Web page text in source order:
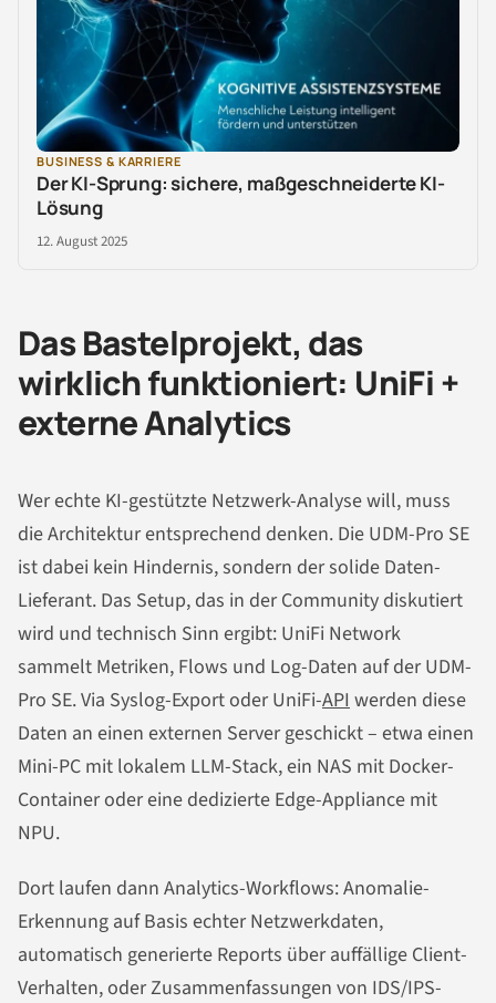
BUSINESS & KARRIERE
Der KI-Sprung: sichere, maßgeschneiderte KI-
Lösung
12. August 2025
Das Bastelprojekt, das
wirklich funktioniert: UniFi +
externe Analytics
Wer echte KI-gestützte Netzwerk-Analyse will, muss
die Architektur entsprechend denken. Die UDM-Pro SE
ist dabei kein Hindernis, sondern der solide Daten-
Lieferant. Das Setup, das in der Community diskutiert
wird und technisch Sinn ergibt: UniFi Network
sammelt Metriken, Flows und Log-Daten auf der UDM-
Pro SE. Via Syslog-Export oder UniFi-API werden diese
Daten an einen externen Server geschickt – etwa einen
Mini-PC mit lokalem LLM-Stack, ein NAS mit Docker-
Container oder eine dedizierte Edge-Appliance mit
NPU.
Dort laufen dann Analytics-Workflows: Anomalie-
Erkennung auf Basis echter Netzwerkdaten,
automatisch generierte Reports über auffällige Client-
Verhalten, oder Zusammenfassungen von IDS/IPS-